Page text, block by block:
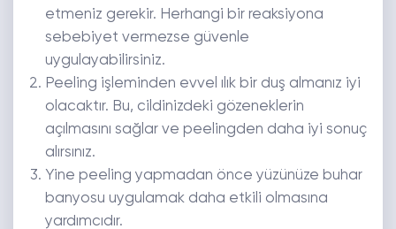
etmeniz gerekir. Herhangi bir reaksiyona
sebebiyet vermezse güvenle
uygulayabilirsiniz.
Peeling işleminden evvel ılık bir duş almanız iyi
olacaktır. Bu, cildinizdeki gözeneklerin
açılmasını sağlar ve peelingden daha iyi sonuç
alırsınız.
Yine peeling yapmadan önce yüzünüze buhar
banyosu uygulamak daha etkili olmasına
yardımcıdır.